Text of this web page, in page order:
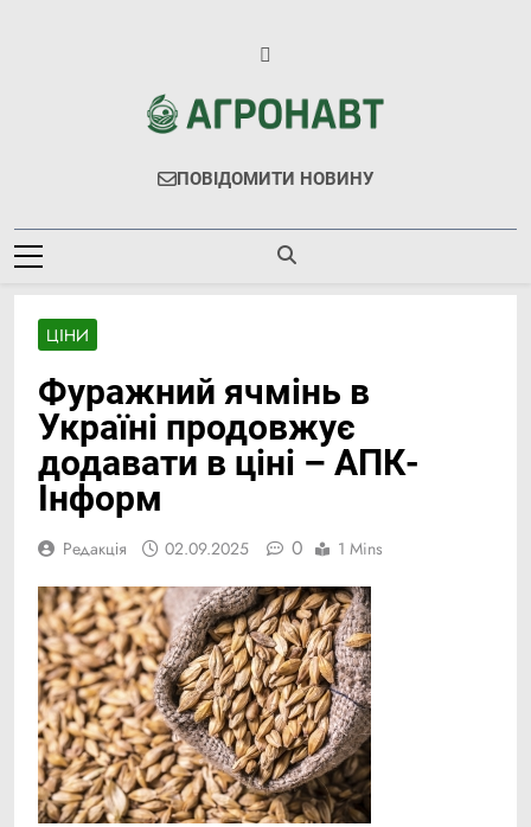
Агронавт
Новини Українського Агробізнесу
ПОВІДОМИТИ НОВИНУ
ЦІНИ
Фуражний ячмінь в
Україні продовжує
додавати в ціні – АПК-
Інформ
Редакція 02.09.2025 0 1 Mins